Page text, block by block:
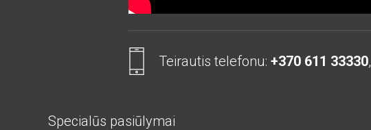
Teirautis telefonu: +370 611 33330,
Specialūs pasiūlymai